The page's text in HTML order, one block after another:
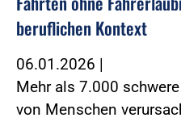
beruflichen Kontext
06.01.2026 |
Mehr als 7.000
von Menschen